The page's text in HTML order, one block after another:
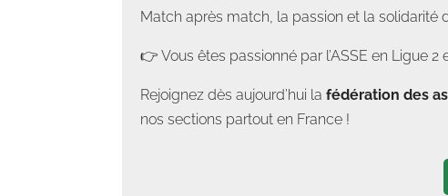
Match après match, la passion et la solidarité
👉 Vous êtes passionné par l’ASSE en Ligue
Rejoignez dès aujourd’hui la fédération des
nos sections partout en France !